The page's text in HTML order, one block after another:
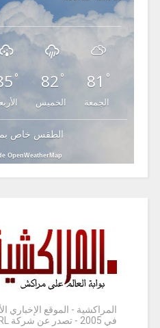
° 82 °
الخميس
81 °
الجمعة
الطقس خاص
OpenWeatherMap
المراكشية - الموقع
في 2005 - تصدر عن شركة IMAR MED-SARL